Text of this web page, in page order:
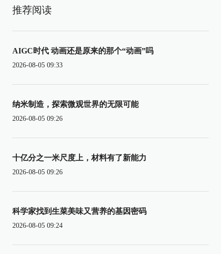
推荐阅读
AIGC时代 动画还是原来的那个“动画”吗
2026-08-05 09:33
纳米制造，探索微观世界的无限可能
2026-08-05 09:26
十亿分之一米尺度上，材料有了新能力
2026-08-05 09:26
科学家找到生菜美味又营养的基因密码
2026-08-05 09:24